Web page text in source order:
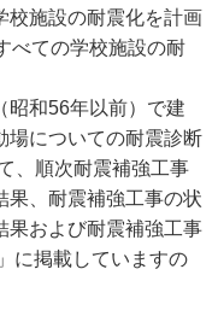
校施設の耐震化を計画
べての学校施設の耐
和56年以前）で建
場についての耐震診断
、順次耐震補強工事
果、耐震補強工事の状
果および耐震補強工事
に掲載していますの